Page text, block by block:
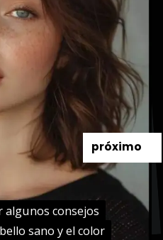
consejos
sano y el color
consejos
sano y el color
próximo